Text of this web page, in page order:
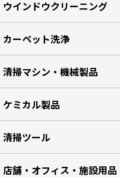
ウインドウクリーニング
カーペット洗浄
清掃マシン・機械製品
ケミカル製品
清掃ツール
店舗・オフィス・施設用品